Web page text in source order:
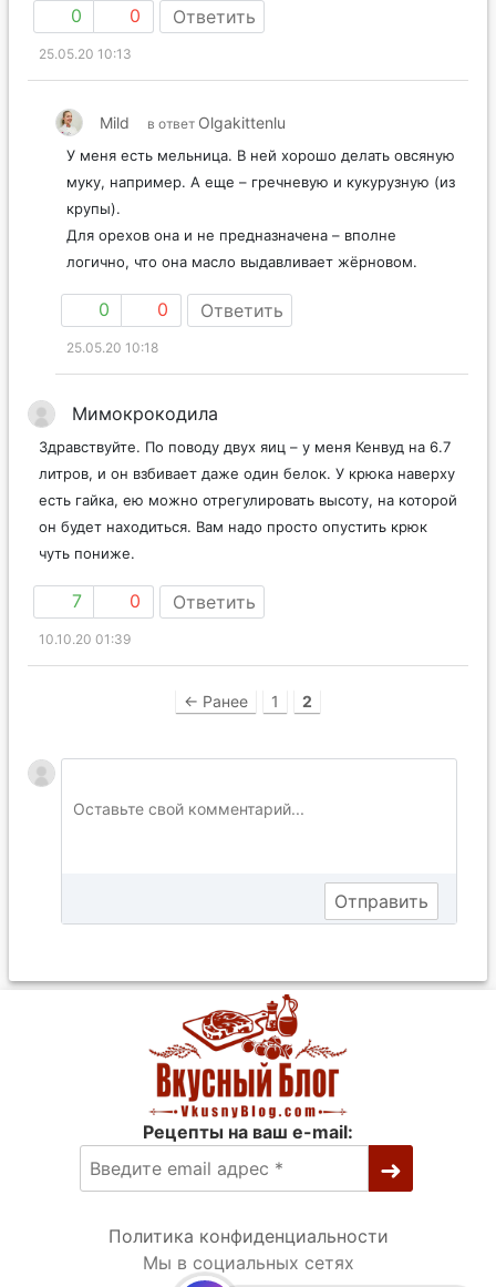
0 0 Ответить
25.05.20 10:13
Mild в ответ Olgakittenlu
У меня есть мельница. В ней хорошо делать овсяную
муку, например. А еще – гречневую и кукурузную (из
крупы).
Для орехов она и не предназначена – вполне
логично, что она масло выдавливает жёрновом.
0 0 Ответить
25.05.20 10:18
Мимокрокодила
Здравствуйте. По поводу двух яиц – у меня Кенвуд на 6.7
литров, и он взбивает даже один белок. У крюка наверху
есть гайка, ею можно отрегулировать высоту, на которой
он будет находиться. Вам надо просто опустить крюк
чуть пониже.
7 0 Ответить
10.10.20 01:39
← Ранее 1 2
Рецепты на ваш e-mail:
Политика конфиденциальности
Мы в социальных сетях